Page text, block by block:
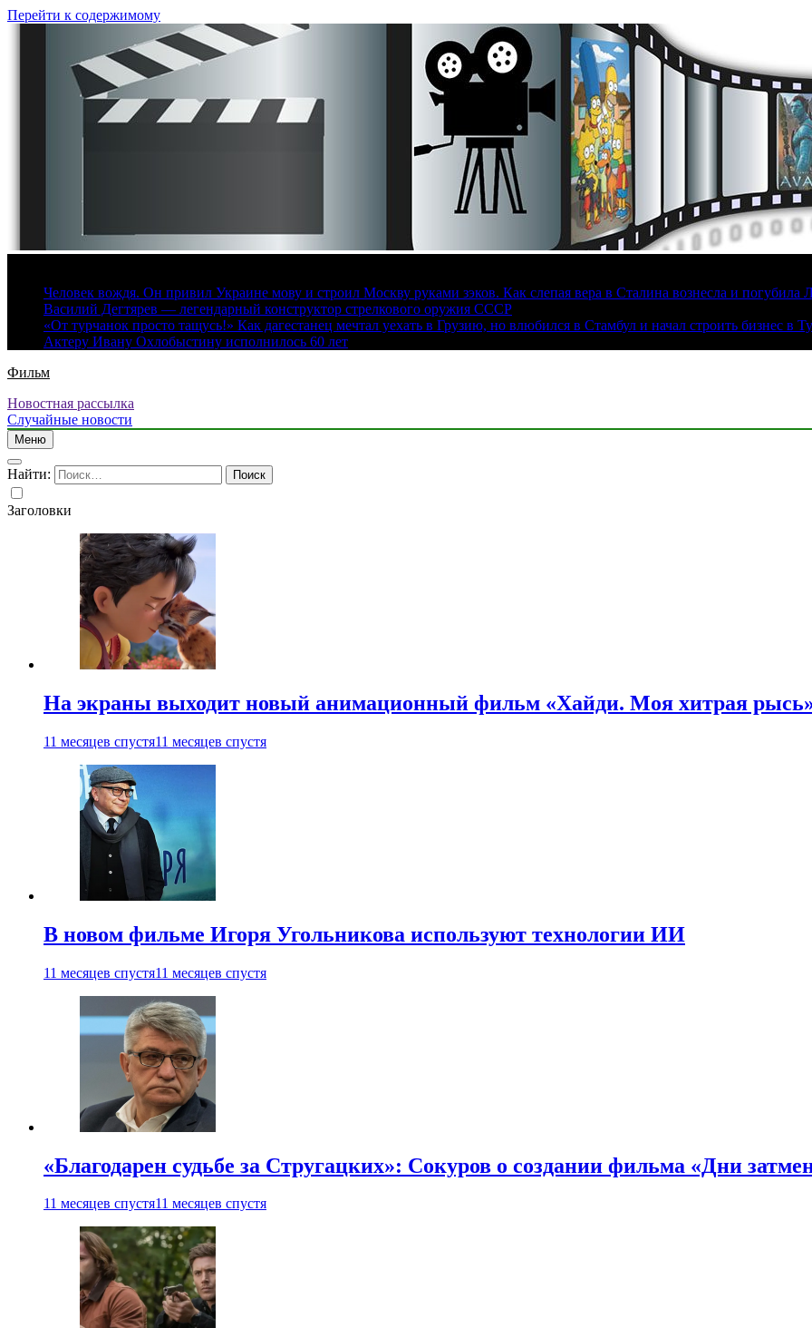
Перейти к содержимому
Человек вождя. Он привил Украине мову и строил Москву руками зэков. Как слепая вера в Сталина вознесла и погубила
Василий Дегтярев — легендарный конструктор стрелкового оружия СССР
«От турчанок просто тащусь!» Как дагестанец мечтал уехать в Грузию, но влюбился в Стамбул и начал строить бизнес в
Актеру Ивану Охлобыстину исполнилось 60 лет
Фильм
Новостная рассылка
Случайные новости
Меню
Найти:
Заголовки
На экраны выходит новый анимационный фильм «Хайди. Моя хитрая
11 месяцев спустя11 месяцев спустя
В новом фильме Игоря Угольникова используют технологии ИИ
11 месяцев спустя11 месяцев спустя
«Благодарен судьбе за Стругацких»: Сокуров о создании фильма «Дни
11 месяцев спустя11 месяцев спустя